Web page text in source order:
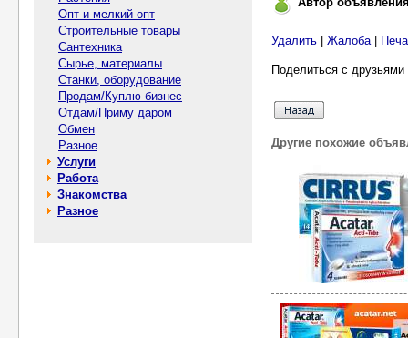
Опт и мелкий опт
Строительные товары
Сантехника
Сырье, материалы
Станки, оборудование
Продам/Куплю бизнес
Отдам/Приму даром
Обмен
Разное
Услуги
Работа
Знакомства
Разное
Удалить Жалоба|
Поделиться с
Другие похожие